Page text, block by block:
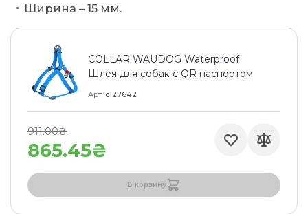
Ширина – 15 мм.
COLLAR WAUDOG Waterproof
Шлея для собак c QR паспортом
Арт cl27642
865.45₴
911.00₴
В корзину